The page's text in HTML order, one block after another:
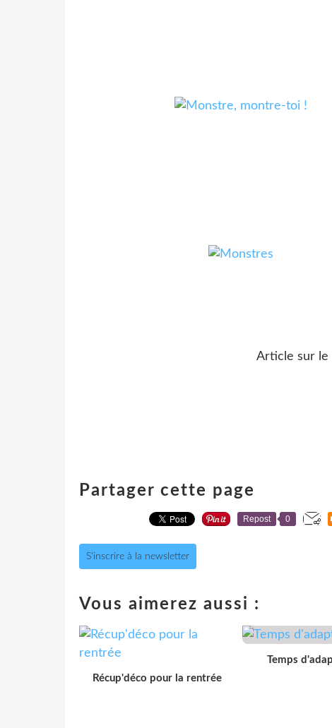
Article sur le
Partager cette page
Repost 0
S'inscrire à la newsletter
Vous aimerez aussi :
Récup'déco pour la rentrée
Temps